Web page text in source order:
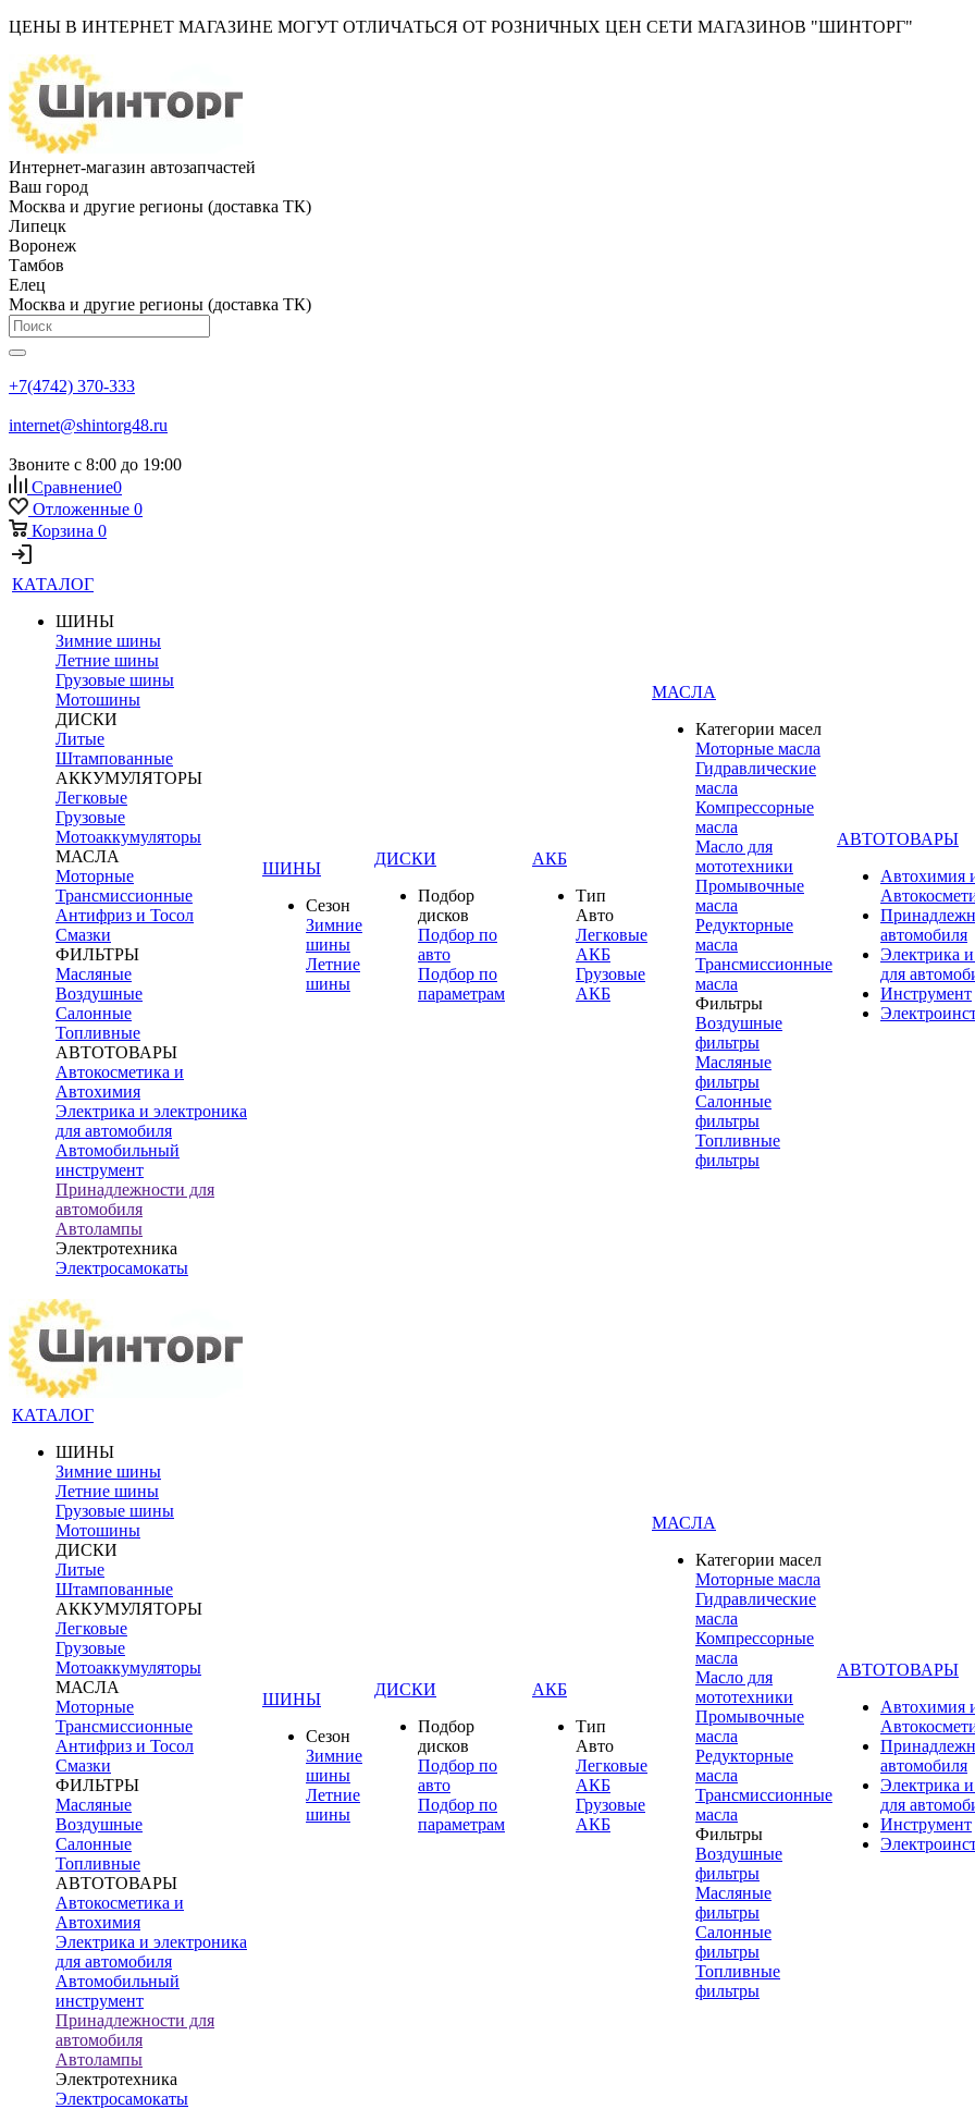
ЦЕНЫ В ИНТЕРНЕТ МАГАЗИНЕ МОГУТ ОТЛИЧАТЬСЯ ОТ РОЗНИЧНЫХ ЦЕН СЕТИ МАГАЗИНОВ "ШИНТОРГ"
Интернет-магазин автозапчастей
Ваш город
Москва и другие регионы (доставка ТК)
Липецк
Воронеж
Тамбов
Елец
Москва и другие регионы (доставка ТК)
+7(4742) 370-333
internet@shintorg48.ru
Звоните с 8:00 до 19:00
Сравнение0
Отложенные 0
Корзина 0
КАТАЛОГ
ШИНЫ
Зимние шины
Летние шины
Грузовые шины
Мотошины
ДИСКИ
Литые
Штампованные
АККУМУЛЯТОРЫ
Легковые
Грузовые
Мотоаккумуляторы
МАСЛА
Моторные
Трансмиссионные
Антифриз и Тосол
Смазки
ФИЛЬТРЫ
Масляные
Воздушные
Салонные
Топливные
АВТОТОВАРЫ
Автокосметика и
Автохимия
Электрика и электроника
для автомобиля
Автомобильный
инструмент
Принадлежности для
автомобиля
Автолампы
Электротехника
Электросамокаты
ШИНЫ
Сезон
Зимние
шины
Летние
шины
ДИСКИ
Подбор
дисков
Подбор по
авто
Подбор по
параметрам
АКБ
Тип
Авто
Легковые
АКБ
Грузовые
АКБ
МАСЛА
Категории масел
Моторные масла
Гидравлические
масла
Компрессорные
масла
Масло для
мототехники
Промывочные
масла
Редукторные
масла
Трансмиссионные
масла
Фильтры
Воздушные
фильтры
Масляные
фильтры
Салонные
фильтры
Топливные
фильтры
АВТОТОВАРЫ
Автохимия
автомобиля
Электрика
для
Инструмент
КАТАЛОГ
ШИНЫ
Зимние шины
Летние шины
Грузовые шины
Мотошины
ДИСКИ
Литые
Штампованные
АККУМУЛЯТОРЫ
Легковые
Грузовые
Мотоаккумуляторы
МАСЛА
Моторные
Трансмиссионные
Антифриз и Тосол
Смазки
ФИЛЬТРЫ
Масляные
Воздушные
Салонные
Топливные
АВТОТОВАРЫ
Автокосметика и
Автохимия
Электрика и электроника
для автомобиля
Автомобильный
инструмент
Принадлежности для
автомобиля
Автолампы
Электротехника
Электросамокаты
ШИНЫ
Сезон
Зимние
шины
Летние
шины
ДИСКИ
Подбор
дисков
Подбор по
авто
Подбор по
параметрам
АКБ
Тип
Авто
Легковые
АКБ
Грузовые
АКБ
МАСЛА
Категории масел
Моторные масла
Гидравлические
масла
Компрессорные
масла
Масло для
мототехники
Промывочные
масла
Редукторные
масла
Трансмиссионные
масла
Фильтры
Воздушные
фильтры
Масляные
фильтры
Салонные
фильтры
Топливные
фильтры
АВТОТОВАРЫ
Автохимия
автомобиля
Электрика
для
Инструмент